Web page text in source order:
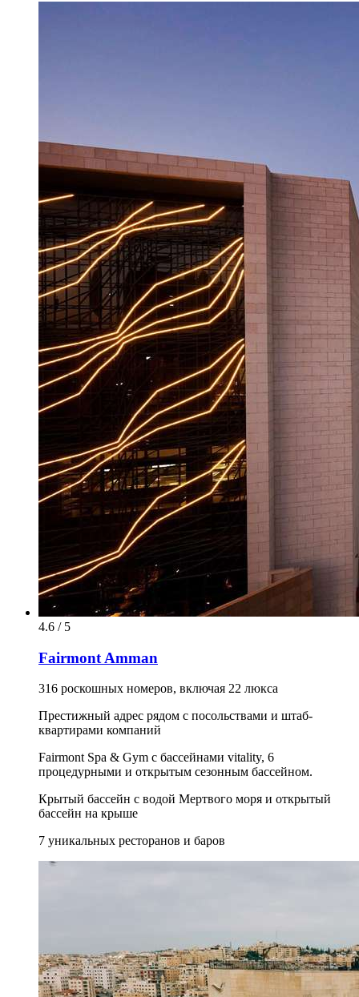
4.6 / 5
Fairmont Amman
316 роскошных номеров, включая 22 люкса
Престижный адрес рядом с посольствами и штаб-
квартирами компаний
Fairmont Spa & Gym с бассейнами vitality, 6
процедурными и открытым сезонным бассейном.
Крытый бассейн с водой Мертвого моря и открытый
бассейн на крыше
7 уникальных ресторанов и баров